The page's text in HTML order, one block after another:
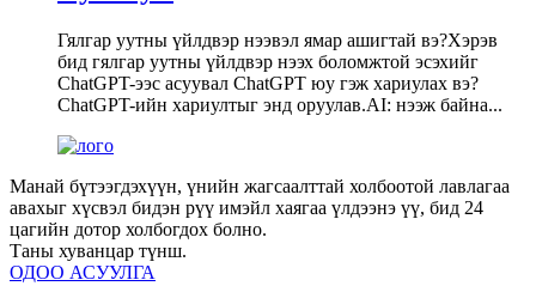
Гялгар уутны үйлдвэр нээвэл ямар ашигтай вэ?Хэрэв
бид гялгар уутны үйлдвэр нээх боломжтой эсэхийг
ChatGPT-ээс асуувал ChatGPT юу гэж хариулах вэ?
ChatGPT-ийн хариултыг энд оруулав.AI: нээж байна...
Манай бүтээгдэхүүн, үнийн жагсаалттай холбоотой лавлагаа
авахыг хүсвэл бидэн рүү имэйл хаягаа үлдээнэ үү, бид 24
цагийн дотор холбогдох болно.
Таны хуванцар түнш.
ОДОО АСУУЛГА